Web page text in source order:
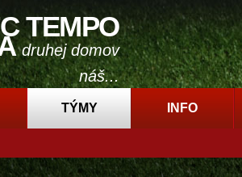
TEMPO
druhej domov
náš...
TÝMY INFO